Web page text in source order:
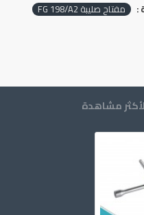
: مفتاح صليبة FG 198/A2
مشاهدة